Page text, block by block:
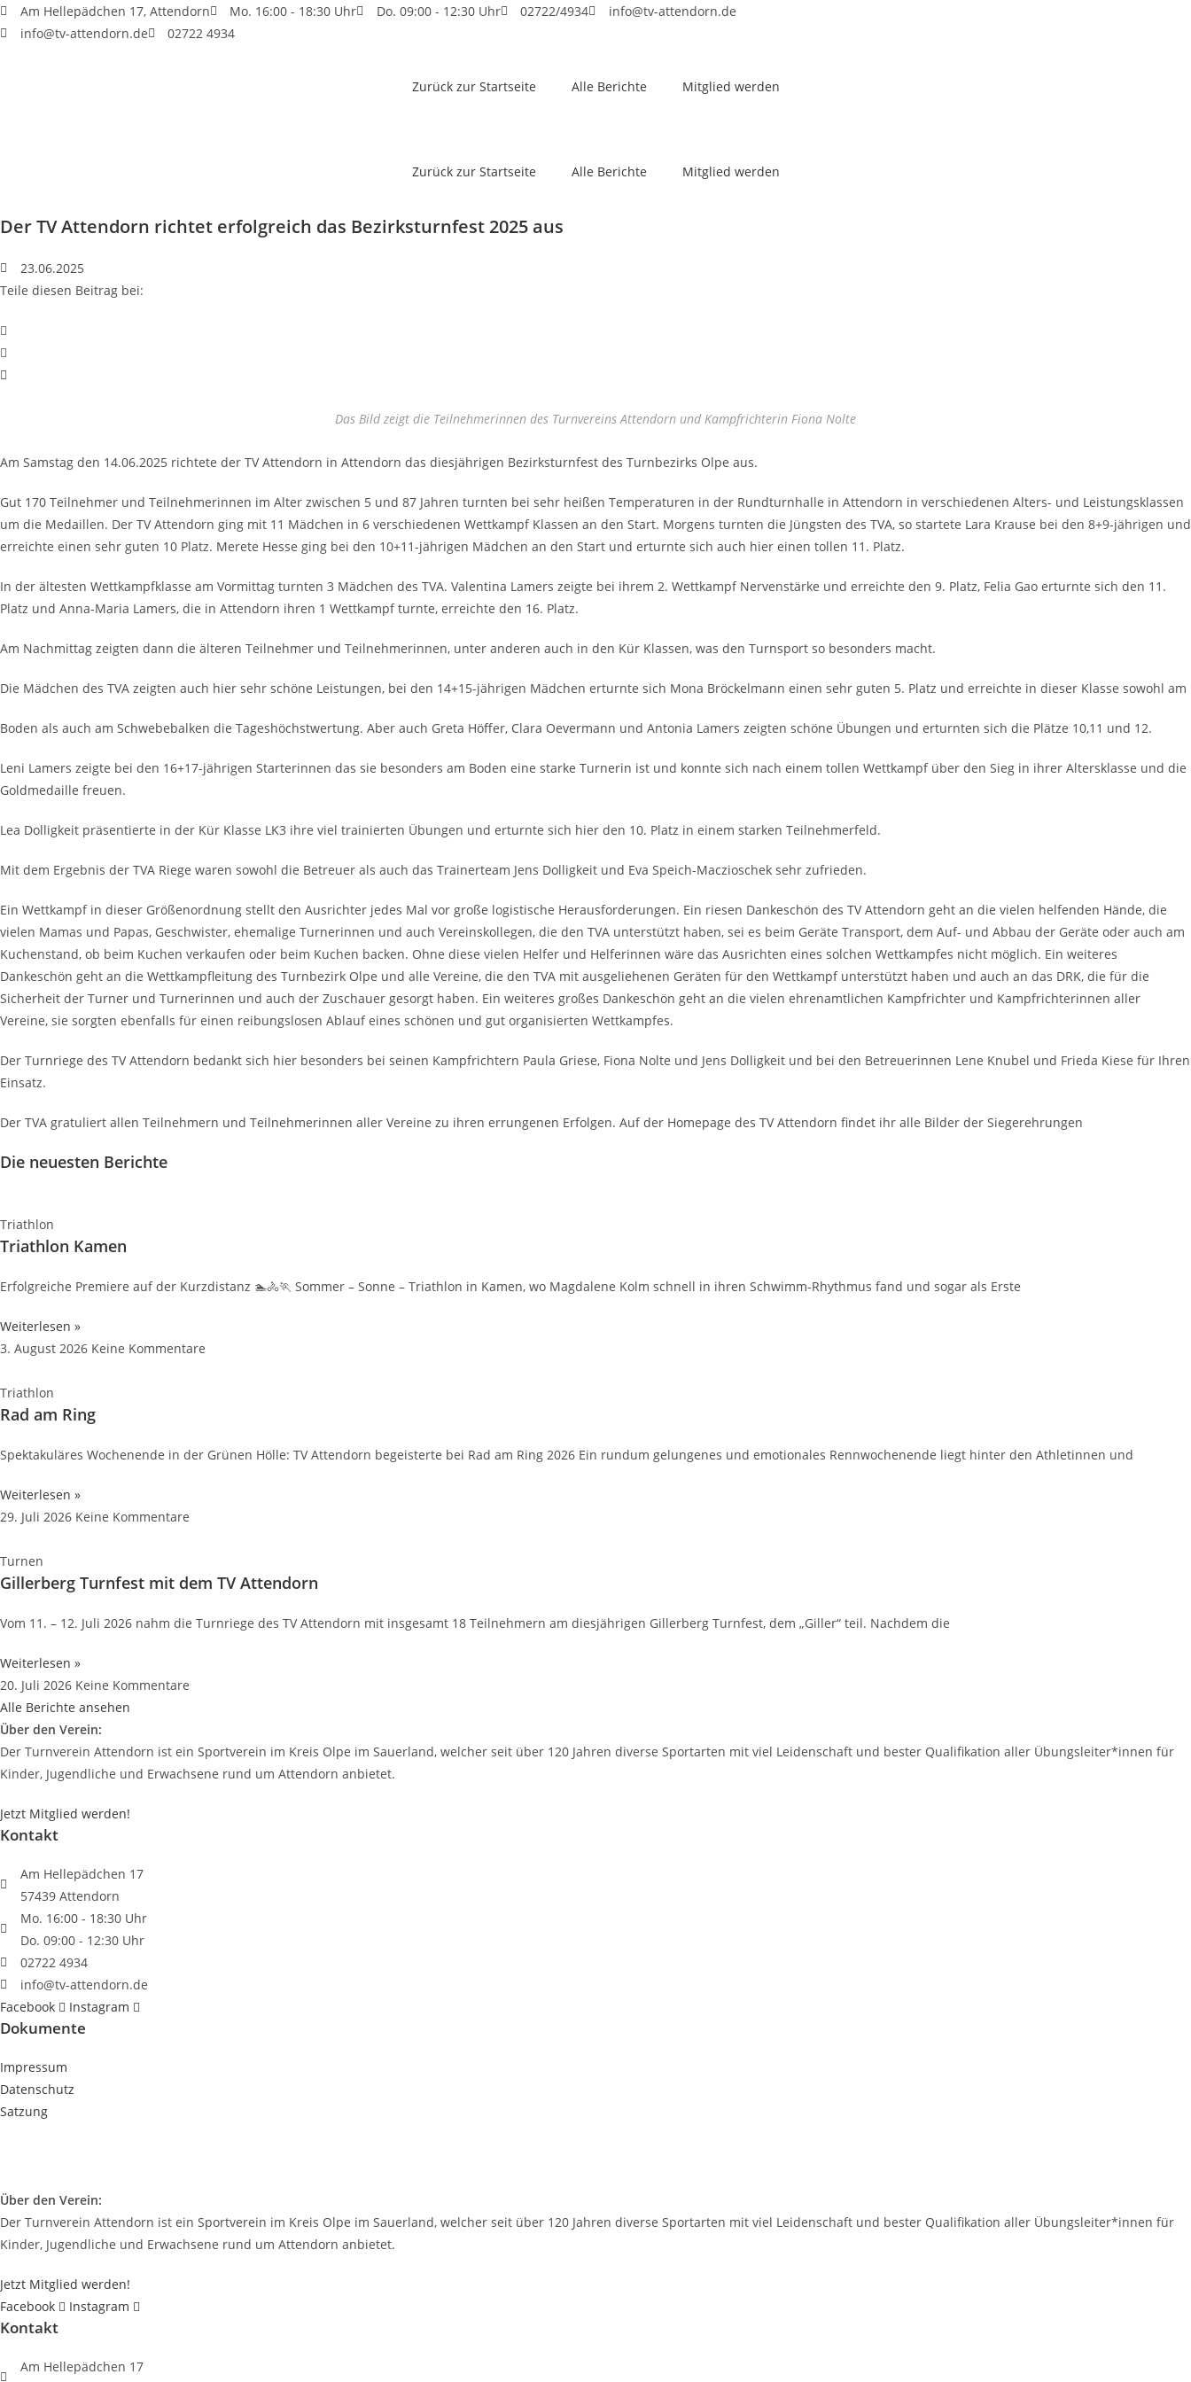
Am Hellepädchen 17, Attendorn Mo. 16:00 - 18:30 Uhr Do. 09:00 - 12:30 Uhr 02722/4934
info@tv-attendorn.de
info@tv-attendorn.de
02722 4934
Zurück zur Startseite Alle Berichte Mitglied werden
Zurück zur Startseite Alle Berichte Mitglied werden
Der TV Attendorn richtet erfolgreich das Bezirksturnfest 2025 aus
23.06.2025
Teile diesen Beitrag bei:
Das Bild zeigt die Teilnehmerinnen des Turnvereins Attendorn und Kampfrichterin Fiona Nolte
Am Samstag den 14.06.2025 richtete der TV Attendorn in Attendorn das diesjährigen Bezirksturnfest des Turnbezirks Olpe aus.
Gut 170 Teilnehmer und Teilnehmerinnen im Alter zwischen 5 und 87 Jahren turnten bei sehr heißen Temperaturen in der Rundturnhalle in Attendorn in verschiedenen Alters- und Leistungsklassen
um die Medaillen. Der TV Attendorn ging mit 11 Mädchen in 6 verschiedenen Wettkampf Klassen an den Start. Morgens turnten die Jüngsten des TVA, so startete Lara Krause bei den 8+9-jährigen und
erreichte einen sehr guten 10 Platz. Merete Hesse ging bei den 10+11-jährigen Mädchen an den Start und erturnte sich auch hier einen tollen 11. Platz.
In der ältesten Wettkampfklasse am Vormittag turnten 3 Mädchen des TVA. Valentina Lamers zeigte bei ihrem 2. Wettkampf Nervenstärke und erreichte den 9. Platz, Felia Gao erturnte sich den 11.
Platz und Anna-Maria Lamers, die in Attendorn ihren 1 Wettkampf turnte, erreichte den 16. Platz.
Am Nachmittag zeigten dann die älteren Teilnehmer und Teilnehmerinnen, unter anderen auch in den Kür Klassen, was den Turnsport so besonders macht.
Die Mädchen des TVA zeigten auch hier sehr schöne Leistungen, bei den 14+15-jährigen Mädchen erturnte sich Mona Bröckelmann einen sehr guten 5. Platz und erreichte in dieser Klasse sowohl am
Boden als auch am Schwebebalken die Tageshöchstwertung. Aber auch Greta Höffer, Clara Oevermann und Antonia Lamers zeigten schöne Übungen und erturnten sich die Plätze 10,11 und 12.
Leni Lamers zeigte bei den 16+17-jährigen Starterinnen das sie besonders am Boden eine starke Turnerin ist und konnte sich nach einem tollen Wettkampf über den Sieg in ihrer Altersklasse und die
Goldmedaille freuen.
Lea Dolligkeit präsentierte in der Kür Klasse LK3 ihre viel trainierten Übungen und erturnte sich hier den 10. Platz in einem starken Teilnehmerfeld.
Mit dem Ergebnis der TVA Riege waren sowohl die Betreuer als auch das Trainerteam Jens Dolligkeit und Eva Speich-Maczioschek sehr zufrieden.
Ein Wettkampf in dieser Größenordnung stellt den Ausrichter jedes Mal vor große logistische Herausforderungen. Ein riesen Dankeschön des TV Attendorn geht an die vielen helfenden Hände, die
vielen Mamas und Papas, Geschwister, ehemalige Turnerinnen und auch Vereinskollegen, die den TVA unterstützt haben, sei es beim Geräte Transport, dem Auf- und Abbau der Geräte oder auch am
Kuchenstand, ob beim Kuchen verkaufen oder beim Kuchen backen. Ohne diese vielen Helfer und Helferinnen wäre das Ausrichten eines solchen Wettkampfes nicht möglich. Ein weiteres
Dankeschön geht an die Wettkampfleitung des Turnbezirk Olpe und alle Vereine, die den TVA mit ausgeliehenen Geräten für den Wettkampf unterstützt haben und auch an das DRK, die für die
Sicherheit der Turner und Turnerinnen und auch der Zuschauer gesorgt haben. Ein weiteres großes Dankeschön geht an die vielen ehrenamtlichen Kampfrichter und Kampfrichterinnen aller
Vereine, sie sorgten ebenfalls für einen reibungslosen Ablauf eines schönen und gut organisierten Wettkampfes.
Der Turnriege des TV Attendorn bedankt sich hier besonders bei seinen Kampfrichtern Paula Griese, Fiona Nolte und Jens Dolligkeit und bei den Betreuerinnen Lene Knubel und Frieda Kiese für Ihren
Einsatz.
Der TVA gratuliert allen Teilnehmern und Teilnehmerinnen aller Vereine zu ihren errungenen Erfolgen. Auf der Homepage des TV Attendorn findet ihr alle Bilder der Siegerehrungen
Die neuesten Berichte
Triathlon
Triathlon Kamen
Erfolgreiche Premiere auf der Kurzdistanz 🏊🚴🏃 Sommer – Sonne – Triathlon in Kamen, wo Magdalene Kolm schnell in ihren Schwimm-Rhythmus fand und sogar als Erste
Weiterlesen »
3. August 2026 Keine Kommentare
Triathlon
Rad am Ring
Spektakuläres Wochenende in der Grünen Hölle: TV Attendorn begeisterte bei Rad am Ring 2026 Ein rundum gelungenes und emotionales Rennwochenende liegt hinter den Athletinnen und
Weiterlesen »
29. Juli 2026 Keine Kommentare
Turnen
Gillerberg Turnfest mit dem TV Attendorn
Vom 11. – 12. Juli 2026 nahm die Turnriege des TV Attendorn mit insgesamt 18 Teilnehmern am diesjährigen Gillerberg Turnfest, dem „Giller“ teil. Nachdem die
Weiterlesen »
20. Juli 2026 Keine Kommentare
Alle Berichte ansehen
Über den Verein:
Der Turnverein Attendorn ist ein Sportverein im Kreis Olpe im Sauerland, welcher seit über 120 Jahren diverse Sportarten mit viel Leidenschaft und bester Qualifikation aller Übungsleiter*innen für
Kinder, Jugendliche und Erwachsene rund um Attendorn anbietet.
Jetzt Mitglied werden!
Kontakt
Am Hellepädchen 17
57439 Attendorn
Mo. 16:00 - 18:30 Uhr
Do. 09:00 - 12:30 Uhr
02722 4934
info@tv-attendorn.de
Facebook
Instagram
Dokumente
Impressum
Datenschutz
Satzung
Über den Verein:
Der Turnverein Attendorn ist ein Sportverein im Kreis Olpe im Sauerland, welcher seit über 120 Jahren diverse Sportarten mit viel Leidenschaft und bester Qualifikation aller Übungsleiter*innen für
Kinder, Jugendliche und Erwachsene rund um Attendorn anbietet.
Jetzt Mitglied werden!
Facebook
Instagram
Kontakt
Am Hellepädchen 17